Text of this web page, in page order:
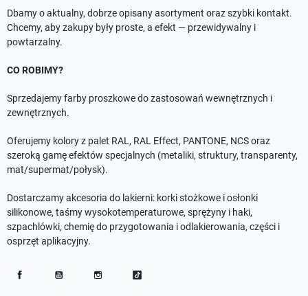
Dbamy o aktualny, dobrze opisany asortyment oraz szybki kontakt.
Chcemy, aby zakupy były proste, a efekt — przewidywalny i
powtarzalny.
CO ROBIMY?
Sprzedajemy farby proszkowe do zastosowań wewnętrznych i
zewnętrznych.
Oferujemy kolory z palet RAL, RAL Effect, PANTONE, NCS oraz
szeroką gamę efektów specjalnych (metaliki, struktury, transparenty,
mat/supermat/połysk).
Dostarczamy akcesoria do lakierni: korki stożkowe i osłonki
silikonowe, taśmy wysokotemperaturowe, sprężyny i haki,
szpachlówki, chemię do przygotowania i odlakierowania, części i
osprzęt aplikacyjny.